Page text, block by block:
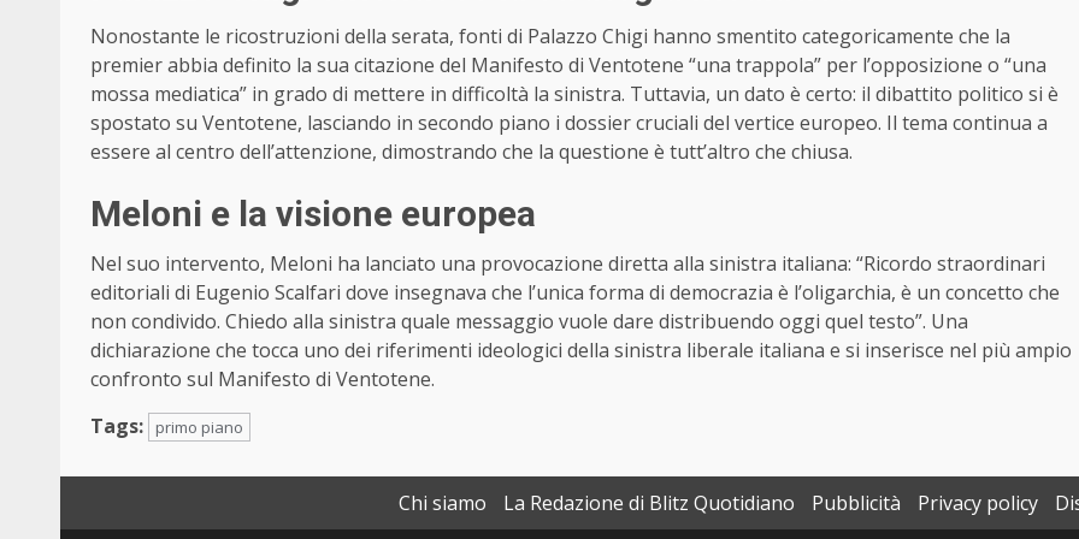
Nonostante le ricostruzioni della serata, fonti di Palazzo Chigi hanno smentito categoricamente che la
premier abbia definito la sua citazione del Manifesto di Ventotene “una trappola” per l’opposizione o “una
mossa mediatica” in grado di mettere in difficoltà la sinistra. Tuttavia, un dato è certo: il dibattito politico si è
spostato su Ventotene, lasciando in secondo piano i dossier cruciali del vertice europeo. Il tema continua a
essere al centro dell’attenzione, dimostrando che la questione è tutt’altro che chiusa.
Meloni e la visione europea
Nel suo intervento, Meloni ha lanciato una provocazione diretta alla sinistra italiana: “Ricordo straordinari
editoriali di Eugenio Scalfari dove insegnava che l’unica forma di democrazia è l’oligarchia, è un concetto che
non condivido. Chiedo alla sinistra quale messaggio vuole dare distribuendo oggi quel testo”. Una
dichiarazione che tocca uno dei riferimenti ideologici della sinistra liberale italiana e si inserisce nel più ampio
confronto sul Manifesto di Ventotene.
Tags:
primo piano
Chi siamo La Redazione di Blitz Quotidiano Pubblicità Privacy policy